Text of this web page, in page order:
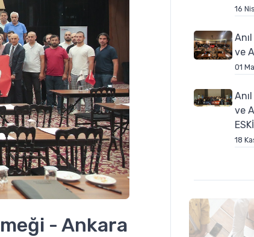
- Ankara
16
ve
01
ve
18